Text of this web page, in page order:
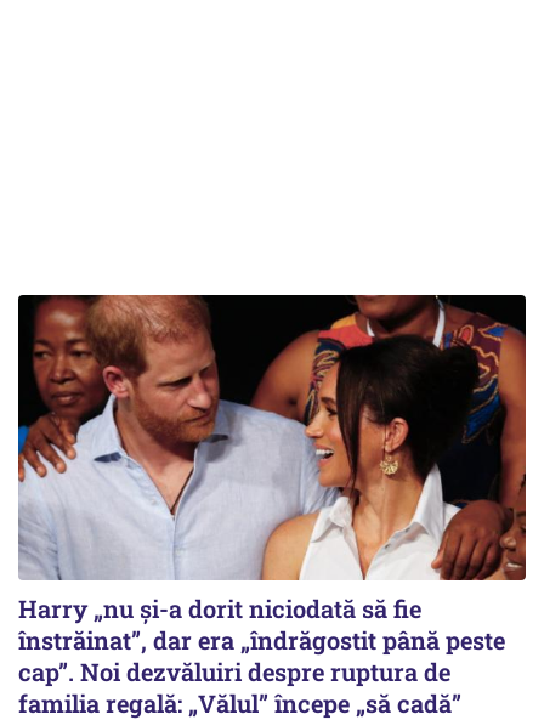
Harry „nu și-a dorit niciodată să fie
înstrăinat”, dar era „îndrăgostit până peste
cap”. Noi dezvăluiri despre ruptura de
familia regală: „Vălul” începe „să cadă”